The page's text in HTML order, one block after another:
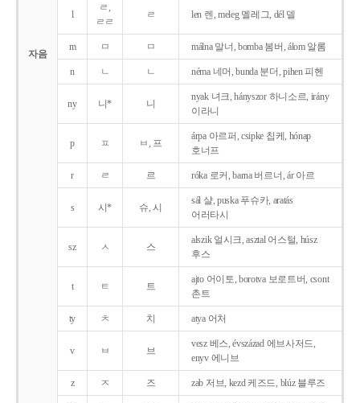
자음
l
ㄹ,
ㄹㄹ
ㄹ len 렌, meleg 멜레그, dél 델
m ㅁ ㅁ málna 말너, bomba 봄버, álom 알롬
n ㄴ ㄴ néma 네머, bunda 분더, pihen 피헨
ny 니* 니
nyak 녀크, hányszor 하니소르, irány
이라니
p ㅍ ㅂ, 프
árpa 아르퍼, csipke 칩케, hónap
호너프
r ㄹ 르 róka 로커, barna 버르너, ár 아르
s 시* 슈, 시
sál 샬, puska 푸슈카, aratás
어러타시
sz ㅅ 스
alszik 얼시크, asztal 어스털, húsz
후스
t ㅌ 트
ajto 어이토, borotva 보로트버, csont
촌트
ty ㅊ 치 atya 어처
v ㅂ 브
vesz 베스, évszázad 에브사저드,
enyv 에니브
z ㅈ 즈 zab 저브, kezd 케즈드, blúz 블루즈